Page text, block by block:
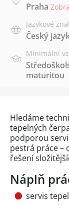
Praha
Jazykové
Český
Minimální
maturitou
Hledáme
tepelných
podporou
pestrá práce –
řešení
Náplň
servis